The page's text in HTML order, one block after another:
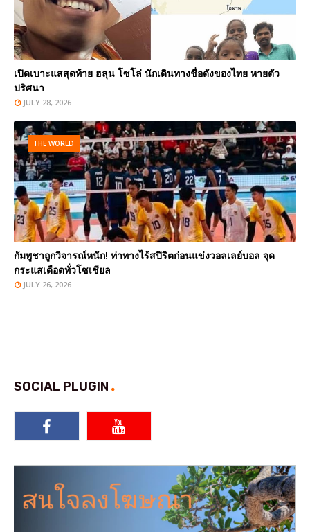
เปิดเบาะแสสุดท้าย ฮลุน โซโล่ นักเดินทางชื่อดังของไทย หายตัว
ปริศนา
JULY 28, 2026
THE WORLD
กัมพูชาถูกวิจารณ์หนัก! ท่าทางไร้สปิริตก่อนแข่งวอลเลย์บอล จุด
กระแสเดือดทั่วโซเชียล
JULY 26, 2026
SOCIAL PLUGIN